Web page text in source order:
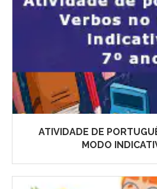
ATIVIDADE DE
MODO